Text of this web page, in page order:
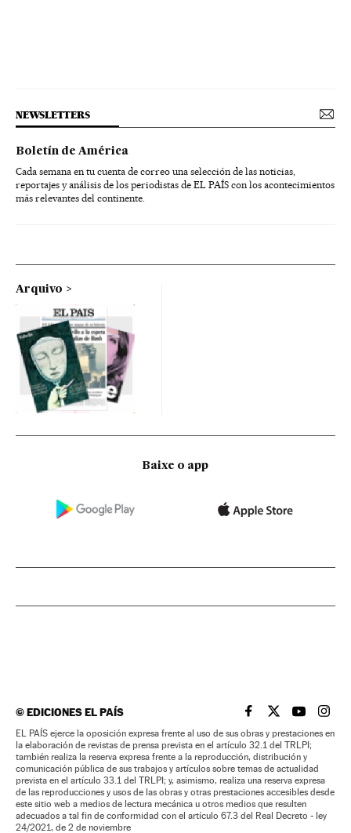
NEWSLETTERS
Boletín de América
Cada semana en tu cuenta de correo una selección de las noticias,
reportajes y análisis de los periodistas de EL PAÍS con los acontecimientos
más relevantes del continente.
Arquivo
Baixe o app
©EDICIONES EL PAÍS EL PAÍS BRASIL EN
EL PAÍSEL PAÍS
EL
EL PAÍS ejerce la oposición expresa frente al uso de sus obras y prestaciones en
la elaboración de revistas de prensa prevista en el artículo 32.1 del TRLPI;
también realiza la reserva expresa frente a la reproducción, distribución y
comunicación pública de sus trabajos y artículos sobre temas de actualidad
prevista en el artículo 33.1 del TRLPI; y, asimismo, realiza una reserva expresa
de las reproducciones y usos de las obras y otras prestaciones accesibles desde
este sitio web a medios de lectura mecánica u otros medios que resulten
adecuados a tal fin de conformidad con el artículo 67.3 del Real Decreto - ley
24/2021, de 2 de noviembre